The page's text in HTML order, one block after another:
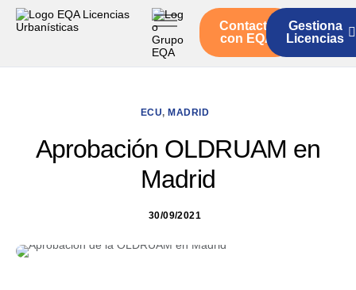
Servicios
Contacto
con EQA
Gestiona
Licencias
ECU, MADRID
Aprobación OLDRUAM en
Madrid
30/09/2021